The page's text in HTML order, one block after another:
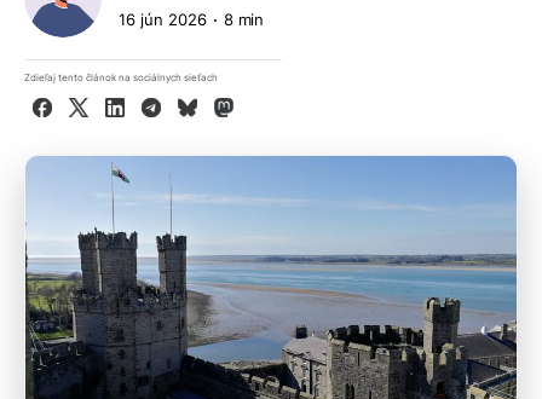
16 jún 2026 8 min
Zdieľaj tento článok na sociálnych sieťach
Facebook
X LinkedInTelegram
BlueskyMastodon